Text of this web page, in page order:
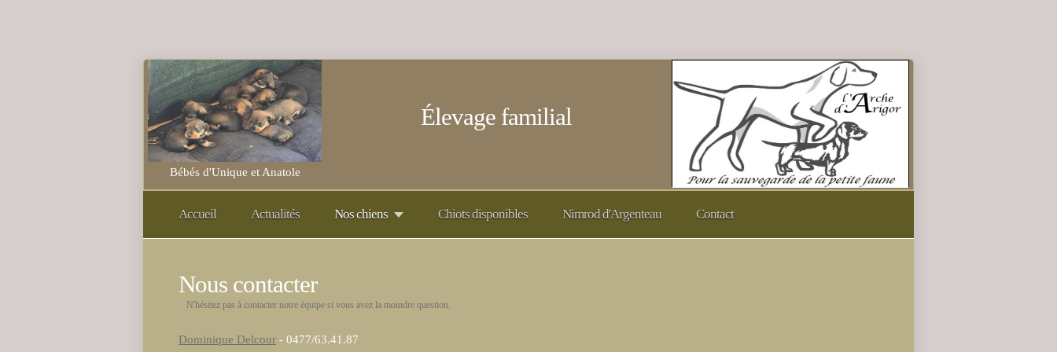
Élevage familial
Bébés d'Unique et Anatole
Accueil Actualités Nos chiens Chiots disponibles Nimrod d'Argenteau Contact
Nous contacter
N'hésitez pas à contacter notre équipe si vous avez la moindre question.
Dominique Delcour - 0477/63.41.87